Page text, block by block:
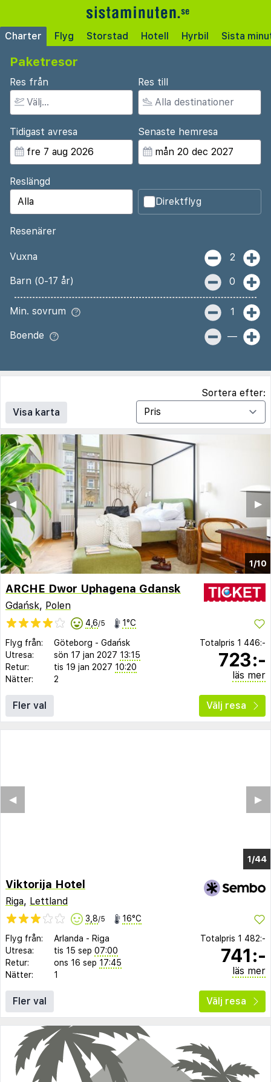
Charter Flyg Storstad Hotell Hyrbil Sista
Paketresor
Res från Res till
Tidigast avresa Senaste hemresa
Reslängd
Direktflyg
Resenärer
Vuxna 2
Barn (0-17 år) 0
Min. sovrum 1
Boende —
Visa karta
Sortera efter:
1/10
▶︎
◀︎
ARCHE Dwor Uphagena Gdansk
Gdańsk, Polen
4,6/5 1°C
Flyg från: Göteborg - Gdańsk
Utresa:
sön 17 jan 2027 13:15
Retur:
tis 19 jan 2027 10:20
Nätter:
2
Totalpris 1 446:-
723:-
läs mer
Fler val Välj resa
1/37
▶︎
◀︎
Viktorija Hotel
Riga, Lettland
3,8/5 16°C
Flyg från: Arlanda - Riga
Utresa:
tis 15 sep 07:00
Retur:
ons 16 sep 17:45
Nätter:
1
Totalpris 1 482:-
741:-
läs mer
Fler val Välj resa